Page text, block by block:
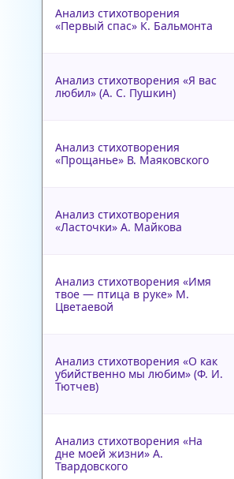
Анализ стихотворения
«Первый спас» К. Бальмонта
Анализ стихотворения «Я вас
любил» (А. С. Пушкин)
Анализ стихотворения
«Прощанье» В. Маяковского
Анализ стихотворения
«Ласточки» А. Майкова
Анализ стихотворения «Имя
твое — птица в руке» М.
Цветаевой
Анализ стихотворения «О как
убийственно мы любим» (Ф. И.
Тютчев)
Анализ стихотворения «На
дне моей жизни» А.
Твардовского